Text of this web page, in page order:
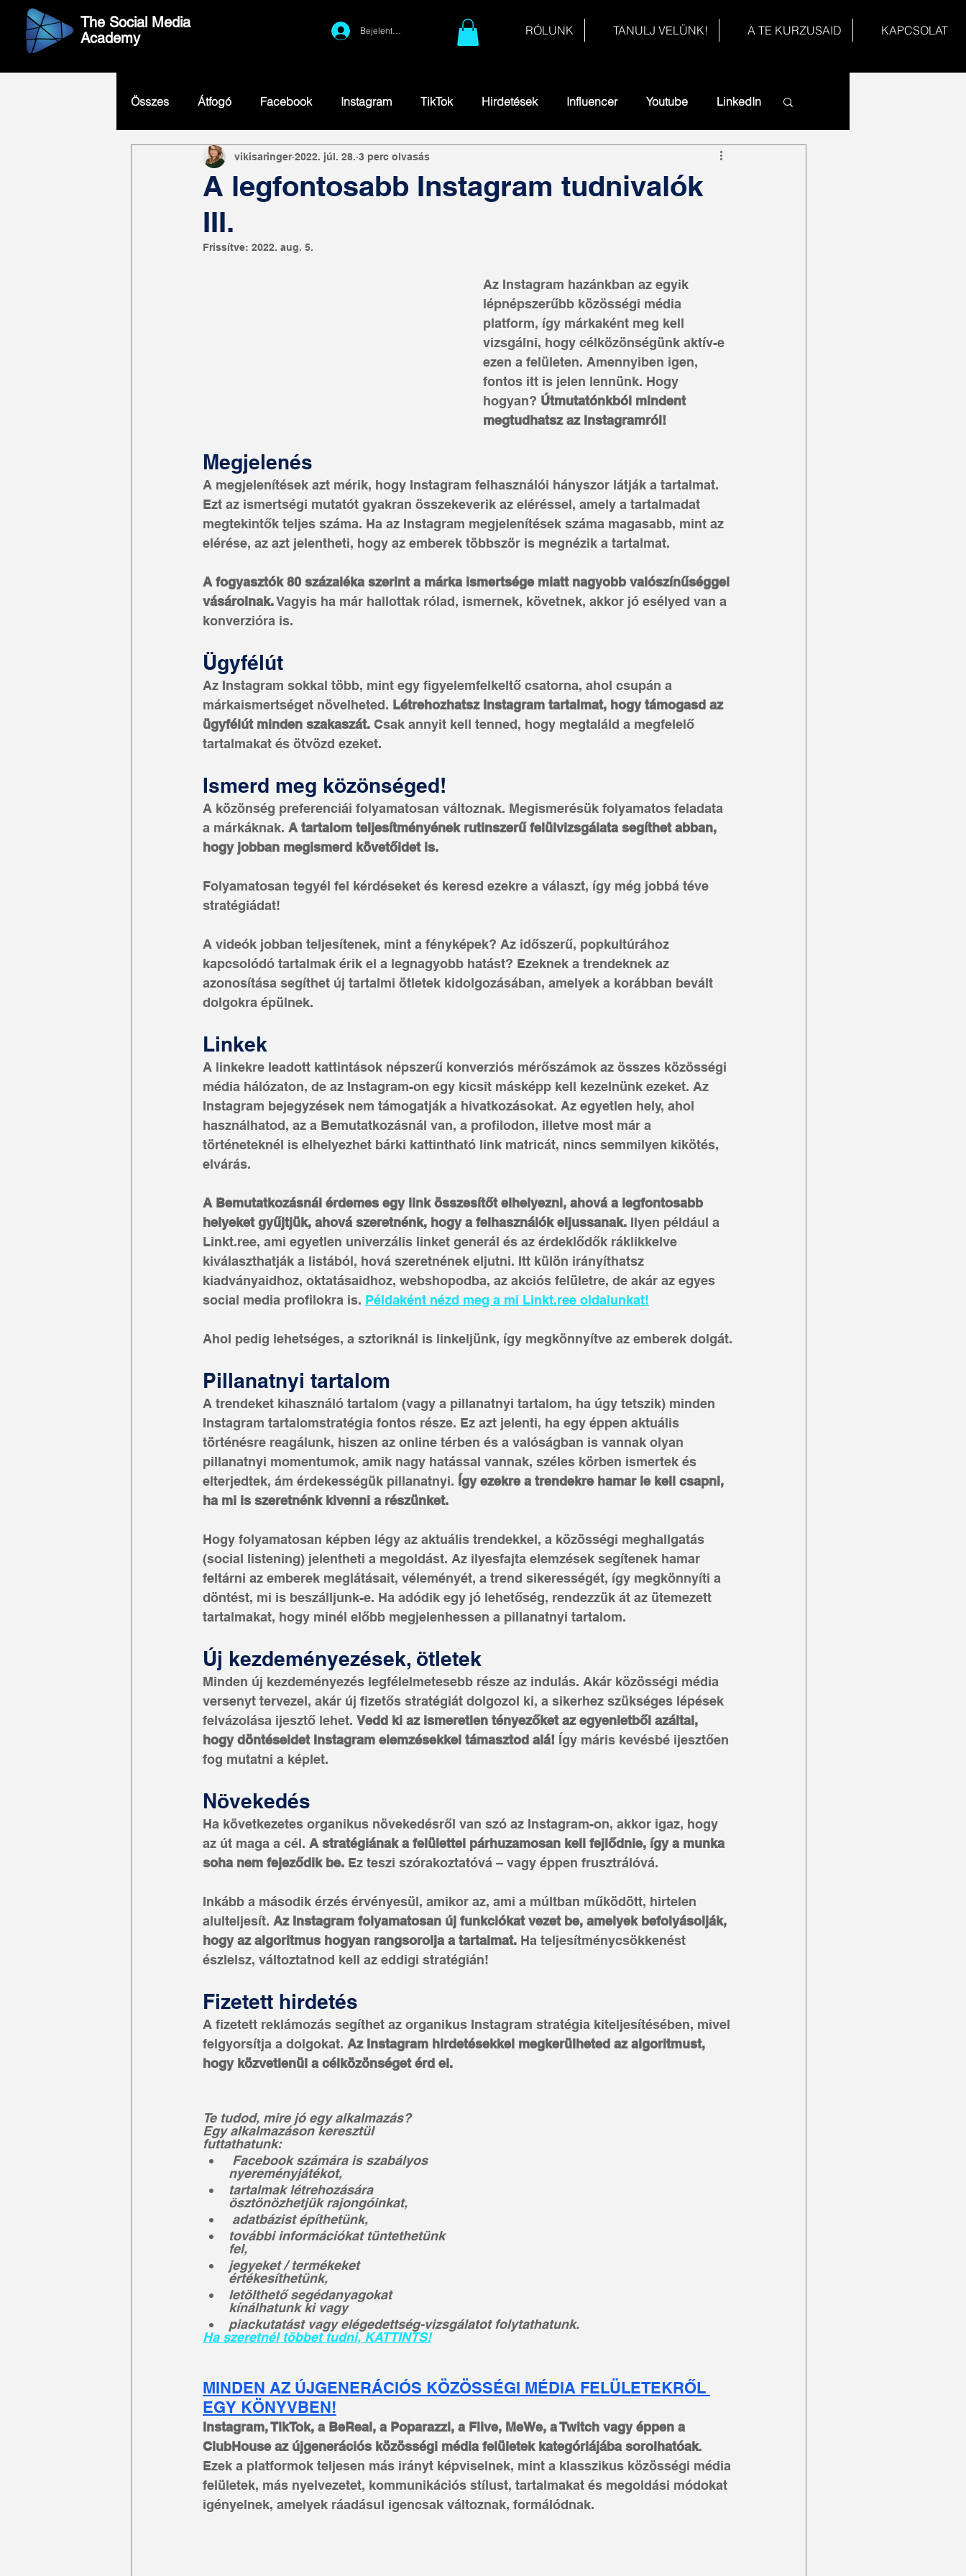
The Social Media
Academy
Bejelentkezés RÓLUNK TANULJ VELÜNK! A TE KURZUSAID KAPCSOLAT
Összes Átfogó Facebook Instagram TikTok Hirdetések Influencer Youtube LinkedIn
GoogleMaps
A legfontosabb Instagram tudnivalók
III.
vikisaringer 2022. júl. 28. 3 perc olvasás
Frissítve: 2022. aug. 5.
Az Instagram hazánkban az egyik
lépnépszerűbb közösségi média
platform, így márkaként meg kell
vizsgálni, hogy célközönségünk aktív-e
ezen a felületen. Amennyiben igen,
fontos itt is jelen lennünk. Hogy
hogyan? Útmutatónkból mindent
megtudhatsz az Instagramról!
Megjelenés
A megjelenítések azt mérik, hogy Instagram felhasználói hányszor látják a tartalmat.
Ezt az ismertségi mutatót gyakran összekeverik az eléréssel, amely a tartalmadat
megtekintők teljes száma. Ha az Instagram megjelenítések száma magasabb, mint az
elérése, az azt jelentheti, hogy az emberek többször is megnézik a tartalmat.
A fogyasztók 80 százaléka szerint a márka ismertsége miatt nagyobb valószínűséggel
vásárolnak. Vagyis ha már hallottak rólad, ismernek, követnek, akkor jó esélyed van a
konverzióra is.
Ügyfélút
Az Instagram sokkal több, mint egy figyelemfelkeltő csatorna, ahol csupán a
márkaismertséget növelheted. Létrehozhatsz Instagram tartalmat, hogy támogasd az
ügyfélút minden szakaszát. Csak annyit kell tenned, hogy megtaláld a megfelelő
tartalmakat és ötvözd ezeket.
Ismerd meg közönséged!
A közönség preferenciái folyamatosan változnak. Megismerésük folyamatos feladata
a márkáknak. A tartalom teljesítményének rutinszerű felülvizsgálata segíthet abban,
hogy jobban megismerd követőidet is.
Folyamatosan tegyél fel kérdéseket és keresd ezekre a választ, így még jobbá téve
stratégiádat!
A videók jobban teljesítenek, mint a fényképek? Az időszerű, popkultúrához
kapcsolódó tartalmak érik el a legnagyobb hatást? Ezeknek a trendeknek az
azonosítása segíthet új tartalmi ötletek kidolgozásában, amelyek a korábban bevált
dolgokra épülnek.
Linkek
A linkekre leadott kattintások népszerű konverziós mérőszámok az összes közösségi
média hálózaton, de az Instagram-on egy kicsit másképp kell kezelnünk ezeket. Az
Instagram bejegyzések nem támogatják a hivatkozásokat. Az egyetlen hely, ahol
használhatod, az a Bemutatkozásnál van, a profilodon, illetve most már a
történeteknél is elhelyezhet bárki kattintható link matricát, nincs semmilyen kikötés,
elvárás.
A Bemutatkozásnál érdemes egy link összesítőt elhelyezni, ahová a legfontosabb
helyeket gyűjtjük, ahová szeretnénk, hogy a felhasználók eljussanak. Ilyen például a
Linkt.ree, ami egyetlen univerzális linket generál és az érdeklődők ráklikkelve
kiválaszthatják a listából, hová szeretnének eljutni. Itt külön irányíthatsz
kiadványaidhoz, oktatásaidhoz, webshopodba, az akciós felületre, de akár az egyes
social media profilokra is. Példaként nézd meg a mi Linkt.ree oldalunkat!
Ahol pedig lehetséges, a sztoriknál is linkeljünk, így megkönnyítve az emberek dolgát.
Pillanatnyi tartalom
A trendeket kihasználó tartalom (vagy a pillanatnyi tartalom, ha úgy tetszik) minden
Instagram tartalomstratégia fontos része. Ez azt jelenti, ha egy éppen aktuális
történésre reagálunk, hiszen az online térben és a valóságban is vannak olyan
pillanatnyi momentumok, amik nagy hatással vannak, széles körben ismertek és
elterjedtek, ám érdekességük pillanatnyi. Így ezekre a trendekre hamar le kell csapni,
ha mi is szeretnénk kivenni a részünket.
Hogy folyamatosan képben légy az aktuális trendekkel, a közösségi meghallgatás
(social listening) jelentheti a megoldást. Az ilyesfajta elemzések segítenek hamar
feltárni az emberek meglátásait, véleményét, a trend sikerességét, így megkönnyíti a
döntést, mi is beszálljunk-e. Ha adódik egy jó lehetőség, rendezzük át az ütemezett
tartalmakat, hogy minél előbb megjelenhessen a pillanatnyi tartalom.
Új kezdeményezések, ötletek
Minden új kezdeményezés legfélelmetesebb része az indulás. Akár közösségi média
versenyt tervezel, akár új fizetős stratégiát dolgozol ki, a sikerhez szükséges lépések
felvázolása ijesztő lehet. Vedd ki az ismeretlen tényezőket az egyenletből azáltal,
hogy döntéseidet Instagram elemzésekkel támasztod alá! Így máris kevésbé ijesztően
fog mutatni a képlet.
Növekedés
Ha következetes organikus növekedésről van szó az Instagram-on, akkor igaz, hogy
az út maga a cél. A stratégiának a felülettel párhuzamosan kell fejlődnie, így a munka
soha nem fejeződik be. Ez teszi szórakoztatóvá – vagy éppen frusztrálóvá.
Inkább a második érzés érvényesül, amikor az, ami a múltban működött, hirtelen
alulteljesít. Az Instagram folyamatosan új funkciókat vezet be, amelyek befolyásolják,
hogy az algoritmus hogyan rangsorolja a tartalmat. Ha teljesítménycsökkenést
észlelsz, változtatnod kell az eddigi stratégián!
Fizetett hirdetés
A fizetett reklámozás segíthet az organikus Instagram stratégia kiteljesítésében, mivel
felgyorsítja a dolgokat. Az Instagram hirdetésekkel megkerülheted az algoritmust,
hogy közvetlenül a célközönséget érd el.
Te tudod, mire jó egy alkalmazás?
Egy alkalmazáson keresztül
futtathatunk:
nyereményjátékot,
tartalmak létrehozására
ösztönözhetjük rajongóinkat,
adatbázist építhetünk,
további információkat tüntethetünk
fel,
jegyeket / termékeket
értékesíthetünk,
letölthető segédanyagokat
kínálhatunk ki vagy
piackutatást vagy elégedettség-vizsgálatot folytathatunk.
Ha szeretnél többet tudni, KATTINTS!
MINDEN AZ ÚJGENERÁCIÓS KÖZÖSSÉGI MÉDIA FELÜLETEKRŐL
EGY KÖNYVBEN!
Instagram, TikTok, a BeReal, a Poparazzi, a Flive, MeWe, a Twitch vagy éppen a
ClubHouse az újgenerációs közösségi média felületek kategóriájába sorolhatóak.
Ezek a platformok teljesen más irányt képviselnek, mint a klasszikus közösségi média
felületek, más nyelvezetet, kommunikációs stílust, tartalmakat és megoldási módokat
igényelnek, amelyek ráadásul igencsak változnak, formálódnak.